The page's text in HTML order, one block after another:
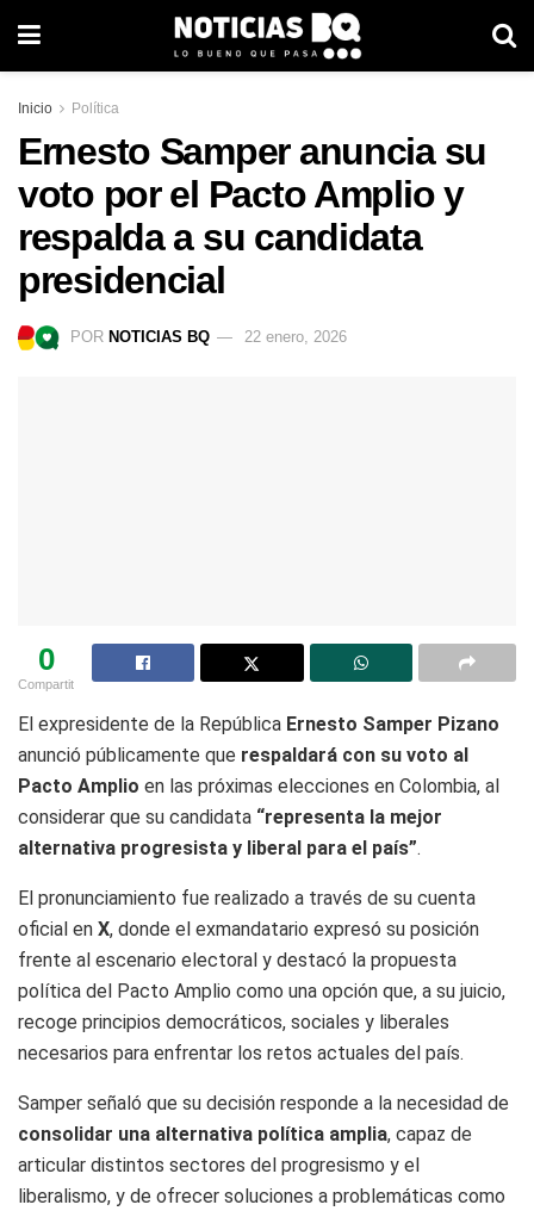
Inicio Política
Ernesto Samper anuncia su
voto por el Pacto Amplio y
respalda a su candidata
presidencial
POR NOTICIAS BQ 22 enero, 2026
0
Compartit
El expresidente de la República Ernesto Samper Pizano
anunció públicamente que respaldará con su voto al
Pacto Amplio en las próximas elecciones en Colombia, al
considerar que su candidata “representa la mejor
alternativa progresista y liberal para el país”.
El pronunciamiento fue realizado a través de su cuenta
oficial en X, donde el exmandatario expresó su posición
frente al escenario electoral y destacó la propuesta
política del Pacto Amplio como una opción que, a su juicio,
recoge principios democráticos, sociales y liberales
necesarios para enfrentar los retos actuales del país.
Samper señaló que su decisión responde a la necesidad de
consolidar una alternativa política amplia, capaz de
articular distintos sectores del progresismo y el
liberalismo, y de ofrecer soluciones a problemáticas como